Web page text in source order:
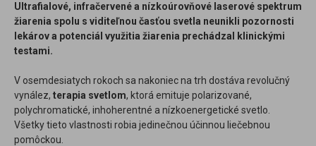
Ultrafialové, infračervené a nízkoúrovňové laserové spektrum
žiarenia spolu s viditeľnou časťou svetla neunikli pozornosti
lekárov a potenciál využitia žiarenia prechádzal klinickými
testami.
V osemdesiatych rokoch sa nakoniec na trh dostáva revolučný
vynález, terapia svetlom, ktorá emituje polarizované,
polychromatické, inhoherentné a nízkoenergetické svetlo.
Všetky tieto vlastnosti robia jedinečnou účinnou liečebnou
pomôckou.